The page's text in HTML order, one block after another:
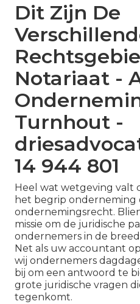
Dit Zijn De
Notariaat -
Turnhout -
14 944 801
Heel wat wetgeving valt
het begrip onderneming
ondernemingsrecht.
missie om de juridische
ondernemers in de
Net als uw accountant
wij ondernemers
bij om een antwoord te
grote juridische vragen
tegenkomt.